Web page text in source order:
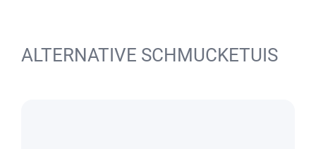
ALTERNATIVE SCHMUCKETUIS